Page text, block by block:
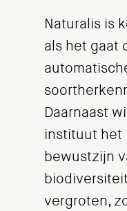
Naturalis is
als het gaat
Daarnaast
instituut het
bewustzijn
vergroten,